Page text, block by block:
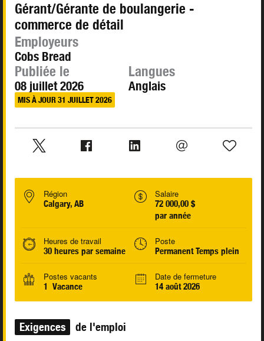
Gérant/Gérante de boulangerie -
commerce de détail
Employeurs
Cobs Bread
Publiée le
08 juillet 2026
MIS À JOUR 31 JUILLET 2026
Langues
Anglais
Région
Calgary, AB
Salaire
72 000,00 $
par année
Heures de travail
30 heures par semaine
Poste
Permanent Temps plein
Postes vacants
1 Vacance
Date de fermeture
14 août 2026
Exigences de l'emploi